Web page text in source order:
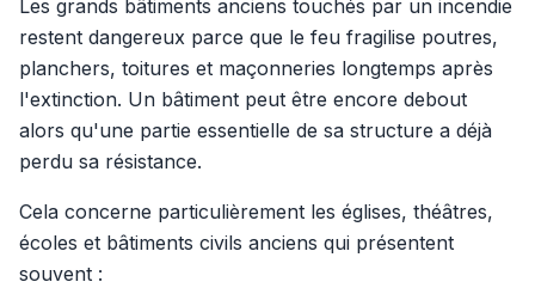
Les grands bâtiments anciens touchés par un incendie
restent dangereux parce que le feu fragilise poutres,
planchers, toitures et maçonneries longtemps après
l'extinction. Un bâtiment peut être encore debout
alors qu'une partie essentielle de sa structure a déjà
perdu sa résistance.
Cela concerne particulièrement les églises, théâtres,
écoles et bâtiments civils anciens qui présentent
souvent :